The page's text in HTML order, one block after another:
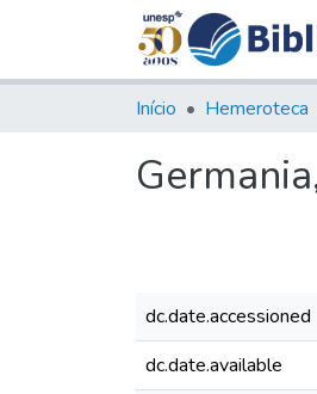
Início Hemeroteca
dc.date.accessioned
dc.date.available